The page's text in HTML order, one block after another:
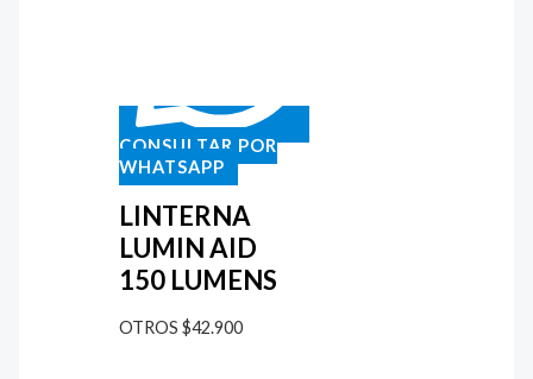
CONSULTAR POR
WHATSAPP
LINTERNA
LUMIN AID
150 LUMENS
OTROS $42.900